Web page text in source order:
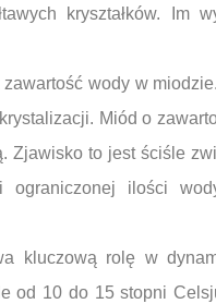
kryształków.
zawartość wody w
Miód o
Zjawisko to jest ściśle
ograniczonej ilości
kluczową rolę w
od 10 do 15 stopni